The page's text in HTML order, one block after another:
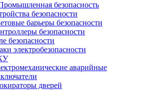
безопасность
безопасности
барьеры безопасности
безопасности
безопасности
электробезопасности
аварийные
дверей